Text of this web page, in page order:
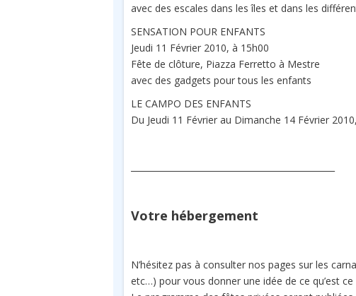
avec des escales dans les îles et dans les
SENSATION POUR ENFANTS
Jeudi 11 Février 2010, à 15h00
Fête de clôture, Piazza Ferretto à Mestre
avec des gadgets pour tous les enfants
LE CAMPO DES ENFANTS
Du Jeudi 11 Février au Dimanche 14 Février
Votre hébergement
N’hésitez pas à consulter nos pages sur les
etc…) pour vous donner une idée de ce qu’est